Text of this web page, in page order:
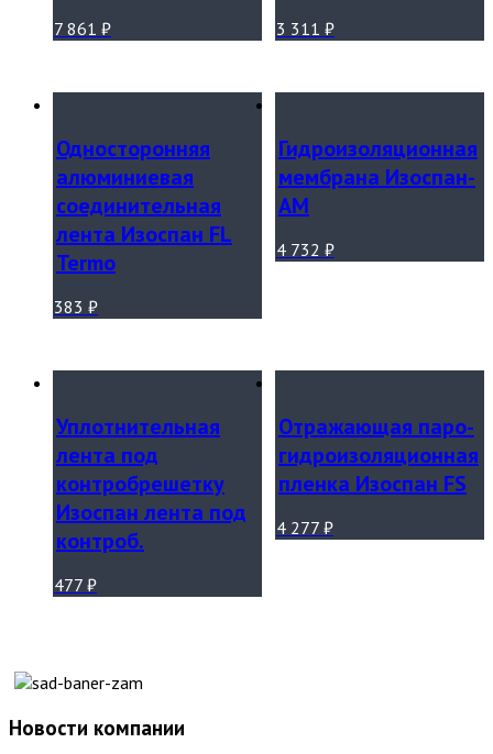
7 861 ₽ 3 311 ₽
Односторонняя
алюминиевая
соединительная
лента Изоспан FL
Termo
383 ₽
Гидроизоляционная
мембрана Изоспан-
АМ
4 732 ₽
Уплотнительная
лента под
контробрешетку
Изоспан лента под
контроб.
477 ₽
Отражающая паро-
гидроизоляционная
пленка Изоспан FS
4 277 ₽
Новости компании